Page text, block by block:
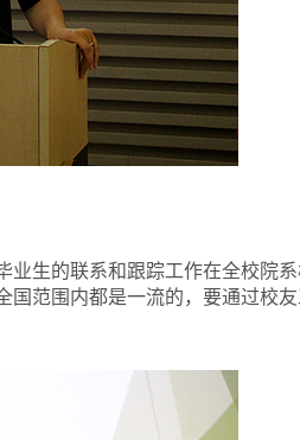
生的联系和跟踪工作在全校院
国范围内都是一流的，要通过校